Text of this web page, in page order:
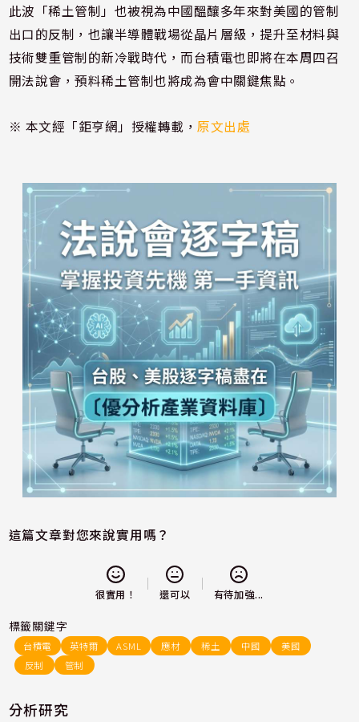
此波「稀土管制」也被視為中國醞釀多年來對美國的管制
出口的反制，也讓半導體戰場從晶片層級，提升至材料與
技術雙重管制的新冷戰時代，而台積電也即將在本周四召
開法說會，預料稀土管制也將成為會中關鍵焦點。
※ 本文經「鉅亨網」授權轉載，原文出處
這篇文章對您來說實用嗎？
很實用！ 還可以 有待加強...
標籤關鍵字
台積電 英特爾 ASML 應材 稀土 中國
美國
反制
管制
分析研究